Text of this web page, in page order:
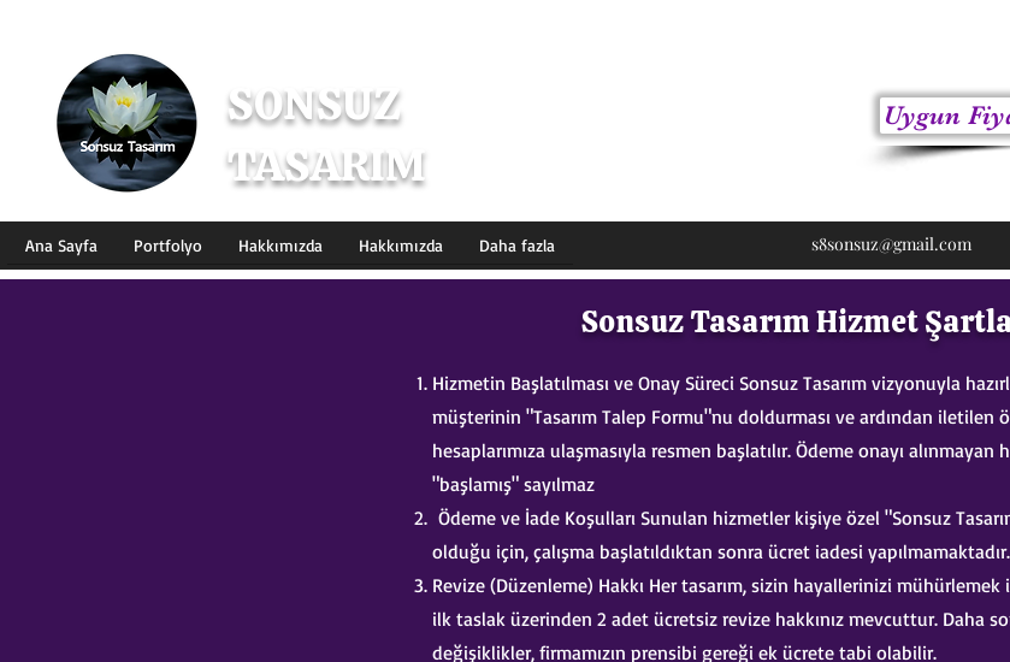
SONSUZ
TASARIM
Uygun
Ana Sayfa Portfolyo Hakkımızda Hakkımızda Daha fazla s8sonsuz@gmail.com
Sonsuz Tasarım Hizmet
Hizmetin Başlatılması ve Onay Süreci Sonsuz Tasarım vizyonuyla
müşterinin "Tasarım Talep Formu"nu doldurması ve ardından iletilen
hesaplarımıza ulaşmasıyla resmen başlatılır. Ödeme onayı alınmayan
"başlamış" sayılmaz
Ödeme ve İade Koşulları Sunulan hizmetler kişiye özel "Sonsuz
olduğu için, çalışma başlatıldıktan sonra ücret iadesi yapılmamaktadır.
Revize (Düzenleme) Hakkı Her tasarım, sizin hayallerinizi
ilk taslak üzerinden 2 adet ücretsiz revize hakkınız mevcuttur. Daha
değişiklikler, firmamızın prensibi gereği ek ücrete tabi olabilir.